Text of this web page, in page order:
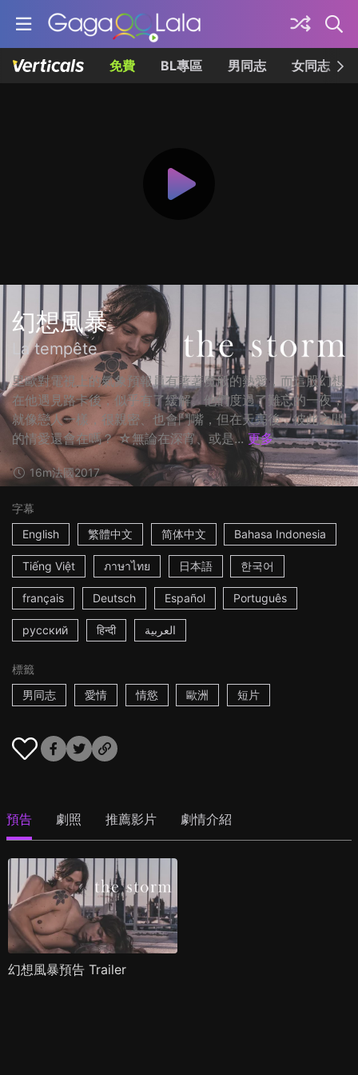
免費 BL專區 男同志 女同志
幻想風暴
La tempête
里歐對電視上的氣象預報員有著著魔般的熱愛，而這股幻想
在他遇見路卡後，似乎有了緩解。他們度過了難忘的一夜，
就像戀人一樣，很親密、也會鬥嘴，但在天亮後，彼此之間
的情愛還會在嗎？ ☆無論在深宵、或是... 更多
16m法國2017
字幕
English
繁體中文 简体中文 Bahasa Indonesia
Tiếng Việt ภาษาไทย 日本語 한국어
français Deutsch Español Português
русский हिन्दी العربية
標籤
男同志
愛情 情慾 歐洲 短片
預告 劇照 推薦影片 劇情介紹
幻想風暴預告 Trailer